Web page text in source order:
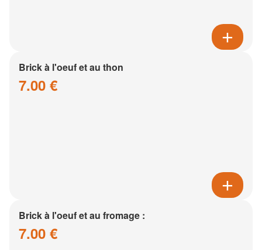
Brick à l'oeuf et au thon
7.00 €
Brick à l'oeuf et au fromage :
7.00 €